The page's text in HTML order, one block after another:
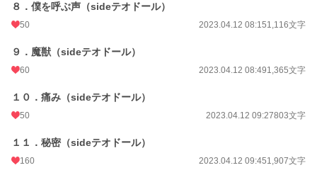
８．僕を呼ぶ声（sideテオドール）
50 2023.04.12 08:151,116文字
９．魔獣（sideテオドール）
60 2023.04.12 08:491,365文字
１０．痛み（sideテオドール）
50 2023.04.12 09:27803文字
１１．秘密（sideテオドール）
160 2023.04.12 09:451,907文字